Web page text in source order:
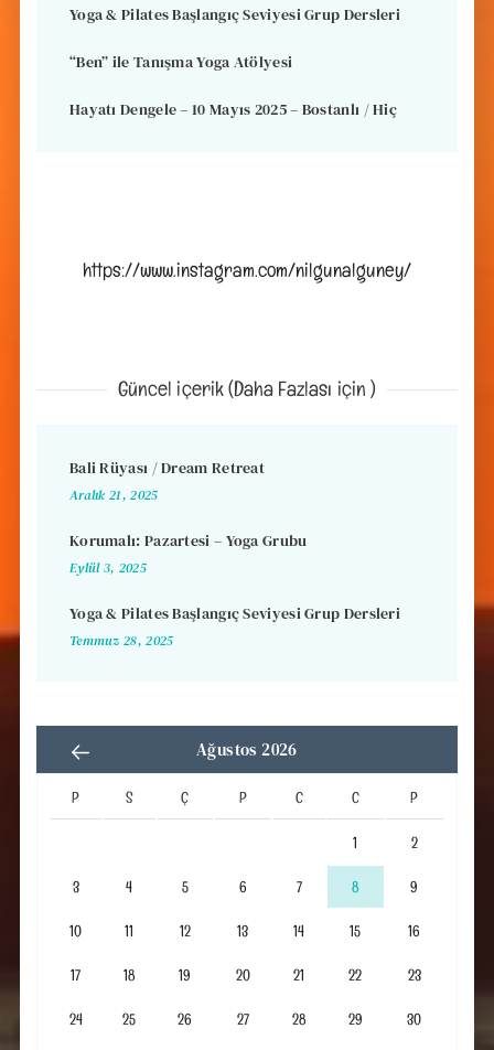
Yoga & Pilates Başlangıç Seviyesi Grup Dersleri
“Ben” ile Tanışma Yoga Atölyesi
Hayatı Dengele – 10 Mayıs 2025 – Bostanlı / Hiç
https://www.instagram.com/nilgunalguney/
Güncel içerik (Daha Fazlası için )
Bali Rüyası / Dream Retreat
Aralık 21, 2025
Korumalı: Pazartesi – Yoga Grubu
Eylül 3, 2025
Yoga & Pilates Başlangıç Seviyesi Grup Dersleri
Temmuz 28, 2025
Ağustos 2026
P S Ç P C C P
1 2
3 4 5 6 7 8 9
10 11 12 13 14 15 16
17 18 19 20 21 22 23
24 25 26 27 28 29 30